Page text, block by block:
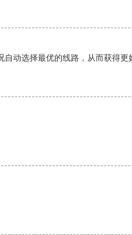
动选择最优的线路，从而获得更